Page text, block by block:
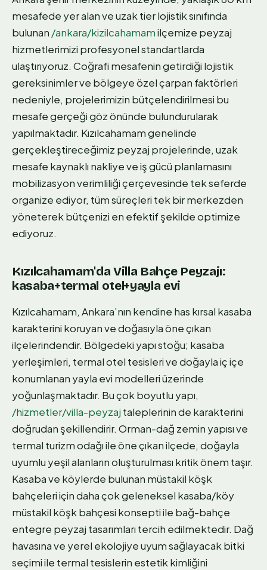
mesafede yer alan ve uzak tier lojistik sınıfında
bulunan /ankara/kizilcahamamilçemize peyzaj
hizmetlerimizi profesyonel standartlarda
ulaştırıyoruz. Coğrafi mesafenin getirdiği lojistik
gereksinimler ve bölgeye özel çarpan faktörleri
nedeniyle, projelerimizin bütçelendirilmesi bu
mesafe gerçeği göz önünde bulundurularak
yapılmaktadır. Kızılcahamam genelinde
gerçekleştireceğimiz peyzaj projelerinde, uzak
mesafe kaynaklı nakliye ve iş gücü planlamasını
mobilizasyon verimliliği çerçevesinde tek seferde
organize ediyor, tüm süreçleri tek bir merkezden
yöneterek bütçenizi en efektif şekilde optimize
ediyoruz.
Kızılcahamam'da Villa Bahçe Peyzajı:
kasaba+termal otel+yayla evi
Kızılcahamam, Ankara’nın kendine has kırsal kasaba
karakterini koruyan ve doğasıyla öne çıkan
ilçelerindendir. Bölgedeki yapı stoğu; kasaba
yerleşimleri, termal otel tesisleri ve doğayla iç içe
konumlanan yayla evi modelleri üzerinde
yoğunlaşmaktadır. Bu çok boyutlu yapı,
/hizmetler/villa-peyzaj taleplerinin de karakterini
doğrudan şekillendirir. Orman-dağ zemin yapısı ve
termal turizm odağı ile öne çıkan ilçede, doğayla
uyumlu yeşil alanların oluşturulması kritik önem taşır.
Kasaba ve köylerde bulunan müstakil köşk
bahçeleri için daha çok geleneksel kasaba/köy
müstakil köşk bahçesi konsepti ile bağ-bahçe
entegre peyzaj tasarımları tercih edilmektedir. Dağ
havasına ve yerel ekolojiye uyum sağlayacak bitki
seçimi ile termal tesislerin estetik kimliğini